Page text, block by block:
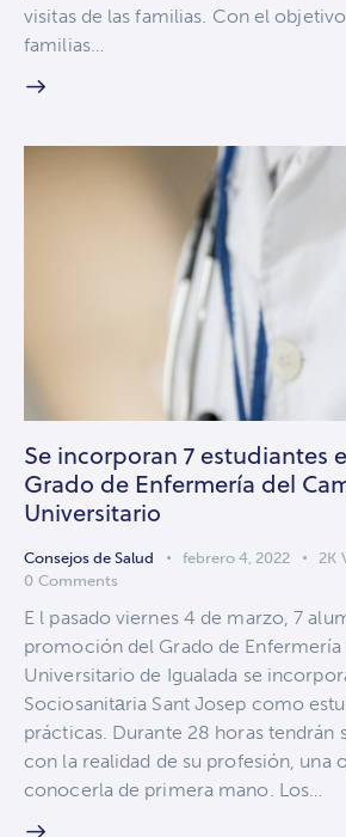
visitas de las familias. Con el
familias…
Se incorporan 7 estudiantes
Grado de Enfermería del
Universitario
Consejos de Salud febrero 4, 2022 2K
0 Comments
E l pasado viernes 4 de marzo, 7
promoción del Grado de Enfermería
Universitario de Igualada se
Sociosanitаria Sant Josep como
prácticas. Durante 28 horas
con la realidad de su profesión, una
conocerla de primera mano. Los…